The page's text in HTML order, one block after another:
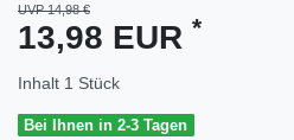
UVP 14,98 €
13,98 EUR *
Inhalt 1 Stück
Bei Ihnen in 2-3 Tagen